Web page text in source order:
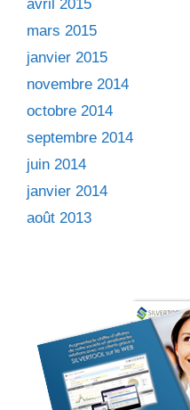
avril 2015
mars 2015
janvier 2015
novembre 2014
octobre 2014
septembre 2014
juin 2014
janvier 2014
août 2013